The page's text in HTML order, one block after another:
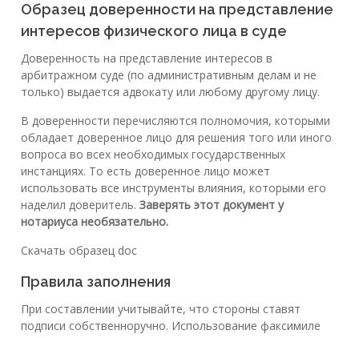
Образец доверенности на представление
интересов физического лица в суде
Доверенность на представление интересов в
арбитражном суде (по административным делам и не
только) выдается адвокату или любому другому лицу.
В доверенности перечисляются полномочия, которыми
обладает доверенное лицо для решения того или иного
вопроса во всех необходимых государственных
инстанциях. То есть доверенное лицо может
использовать все инструменты влияния, которыми его
наделил доверитель. Заверять этот документ у
нотариуса необязательно.
Скачать образец doc
Правила заполнения
При составлении учитывайте, что стороны ставят
подписи собственноручно. Использование факсимиле